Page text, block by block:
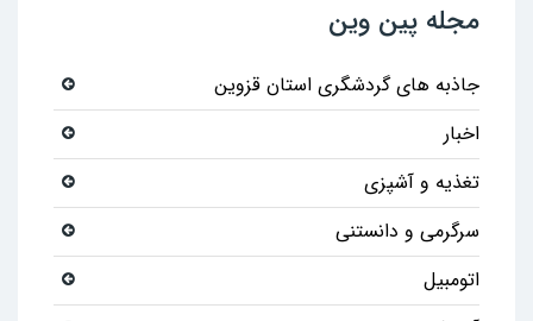
مجله پین وین
جاذبه های گردشگری استان قزوین
اخبار
تغذیه و آشپزی
سرگرمی و دانستنی
اتومبیل